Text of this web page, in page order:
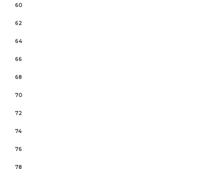
60
62
64
66
68
70
72
74
76
78